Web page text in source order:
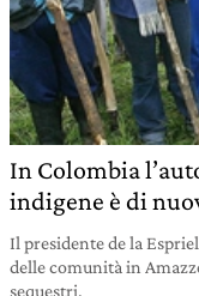
In Colombia
indigene è di
Il presidente de la
delle comunità in
sequestri.